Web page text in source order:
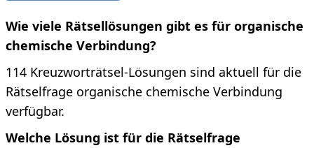
Wie viele Rätsellösungen gibt es für organische
chemische Verbindung?
114 Kreuzworträtsel-Lösungen sind aktuell für die
Rätselfrage organische chemische Verbindung
verfügbar.
Welche Lösung ist für die Rätselfrage